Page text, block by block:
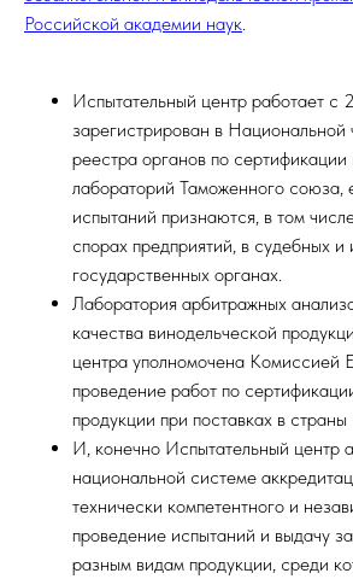
Российской академии наук.
Испытательный центр работает с
зарегистрирован в Национальной
реестра органов по сертификации
лабораторий Таможенного союза,
испытаний признаются, в том
спорах предприятий, в судебных и
государственных органах.
Лаборатория арбитражных
качества винодельческой
центра уполномочена Комиссией
проведение работ по
продукции при поставках в
И, конечно Испытательный центр
национальной системе
технически компетентного и
проведение испытаний и выдачу
разным видам продукции, среди